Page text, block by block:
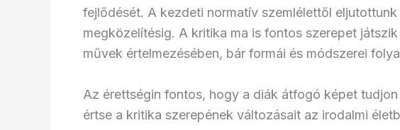
fejlődését. A kezdeti normatív szemlélettől
megközelítésig. A kritika ma is fontos szerepet
művek értelmezésében, bár formái és módszerei
Az érettségin fontos, hogy a diák átfogó képet
értse a kritika szerepének változásait az irodalmi